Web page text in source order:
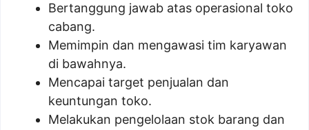
Bertanggung jawab atas operasional toko
cabang.
Memimpin dan mengawasi tim karyawan
di bawahnya.
Mencapai target penjualan dan
keuntungan toko.
Melakukan pengelolaan stok barang dan